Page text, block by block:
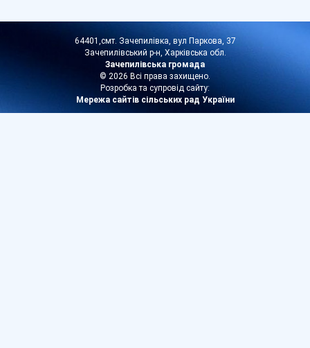
64401,смт. Зачепилівка, вул Паркова, 37
Зачепилівський р-н, Харківська обл.
Зачепилівська громада
© 2026 Всі права захищено.
Розробка та супровід сайту:
Мережа сайтів сільських рад України